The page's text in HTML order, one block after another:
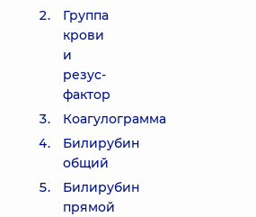
Группа
крови
и
резус-
фактор
Коагулограмма
Билирубин
общий
Билирубин
прямой